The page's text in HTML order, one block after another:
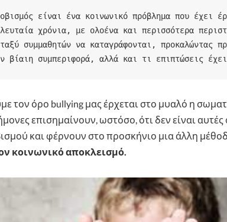
είναι ένα κοινωνικό πρόβλημα που έχει
χρόνια, με ολοένα και περισσότερα
συμμαθητών να καταγράφονται, προκαλώντας
βίαιη συμπεριφορά, αλλά και τι επιπτώσεις
τον όρο bullying μας έρχεται στο μυαλό η
επισημαίνουν, ωστόσο, ότι δεν είναι αυτές
και φέρνουν στο προσκήνιο μια άλλη
κοινωνικό αποκλεισμό.